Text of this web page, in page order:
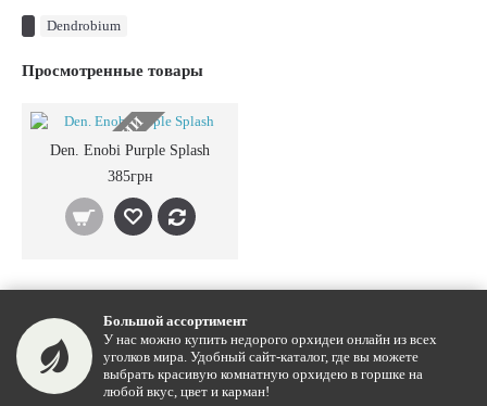
Dendrobium
Просмотренные товары
НЕТ В НАЛИЧИИ
Den. Enobi Purple Splash
385грн
Большой ассортимент
У нас можно купить недорого орхидеи онлайн из всех
уголков мира. Удобный сайт-каталог, где вы можете
выбрать красивую комнатную орхидею в горшке на
любой вкус, цвет и карман!